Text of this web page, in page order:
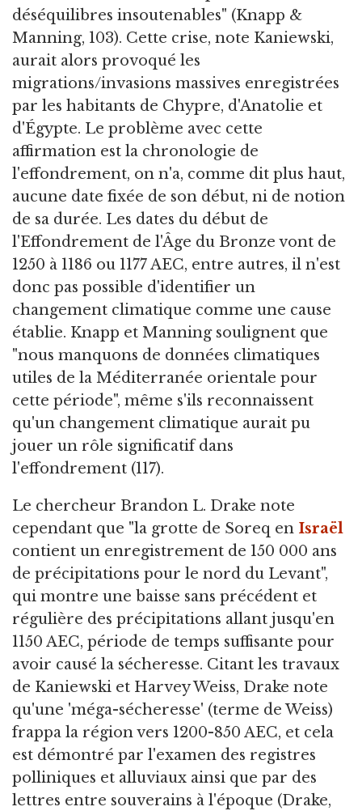
déséquilibres insoutenables" (Knapp &
Manning, 103). Cette crise, note Kaniewski,
aurait alors provoqué les
migrations/invasions massives enregistrées
par les habitants de Chypre, d'Anatolie et
d'Égypte. Le problème avec cette
affirmation est la chronologie de
l'effondrement, on n'a, comme dit plus haut,
aucune date fixée de son début, ni de notion
de sa durée. Les dates du début de
l'Effondrement de l'Âge du Bronze vont de
1250 à 1186 ou 1177 AEC, entre autres, il n'est
donc pas possible d'identifier un
changement climatique comme une cause
établie. Knapp et Manning soulignent que
"nous manquons de données climatiques
utiles de la Méditerranée orientale pour
cette période", même s'ils reconnaissent
qu'un changement climatique aurait pu
jouer un rôle significatif dans
l'effondrement (117).
Le chercheur Brandon L. Drake note
cependant que "la grotte de Soreq en Israël
contient un enregistrement de 150 000 ans
de précipitations pour le nord du Levant",
qui montre une baisse sans précédent et
régulière des précipitations allant jusqu'en
1150 AEC, période de temps suffisante pour
avoir causé la sécheresse. Citant les travaux
de Kaniewski et Harvey Weiss, Drake note
qu'une 'méga-sécheresse' (terme de Weiss)
frappa la région vers 1200-850 AEC, et cela
est démontré par l'examen des registres
polliniques et alluviaux ainsi que par des
lettres entre souverains à l'époque (Drake,